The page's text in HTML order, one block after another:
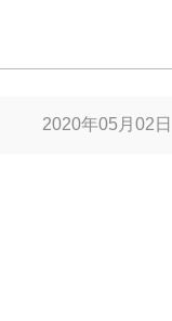
2020年05月02日